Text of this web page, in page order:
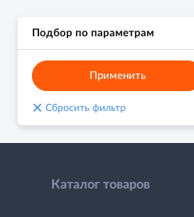
Подбор по параметрам
Применить
× Сбросить фильтр
Каталог товаров